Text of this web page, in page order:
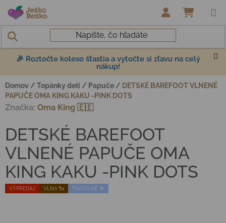
Prejsť na obsah
🎉 Roztočte koleso šťastia a vytočte si zľavu na celý
nákup!
Domov / Topánky deti / Papuče / DETSKÉ BAREFOOT VLNENÉ
PAPUČE OMA KING KAKU -PINK DOTS
VÝPREDAJ VLNA 🐑 PRATEĽNÉ 🌀
DETSKÉ BAREFOOT
VLNENÉ PAPUČE OMA
KING KAKU -PINK DOTS
Značka: Oma King 🇪🇪